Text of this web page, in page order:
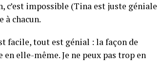
c’est impossible (Tina est juste géniale
à chacun.
facile, tout est génial : la façon de
elle-même. Je ne peux pas trop en